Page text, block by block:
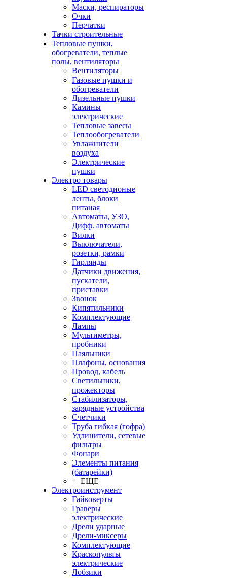
Маски, респираторы
Очки
Перчатки
Тачки строительные
Тепловые пушки,
обогреватели, теплые
полы, вентиляторы
Вентиляторы
Газовые пушки и
обогреватели
Дизельные пушки
Камины
электрические
Тепловые завесы
Теплообогреватели
Увлажнители
воздуха
Электрические
пушки
Электро товары
LED светодионые
ленты, блоки
питаная
Автоматы, УЗО,
Дифф. автоматы
Вилки
Выключатели,
розетки, рамки
Гирлянды
Датчики движения,
пускатели,
приставки
Звонок
Кипятильники
Комплектующие
Лампы
Мультиметры,
пробники
Паяльники
Плафоны, основания
Провод, кабель
Светильники,
прожекторы
Стабилизаторы,
зарядные устройства
Счетчики
Труба гибкая (гофра)
Удлинители, сетевые
фильтры
Фонари
Элементы питания
(батарейки)
+ ЕЩЕ
Электроинструмент
Гайковерты
Граверы
электрические
Дрели ударные
Дрели-миксеры
Комплектующие
Краскопульты
электрические
Лобзики